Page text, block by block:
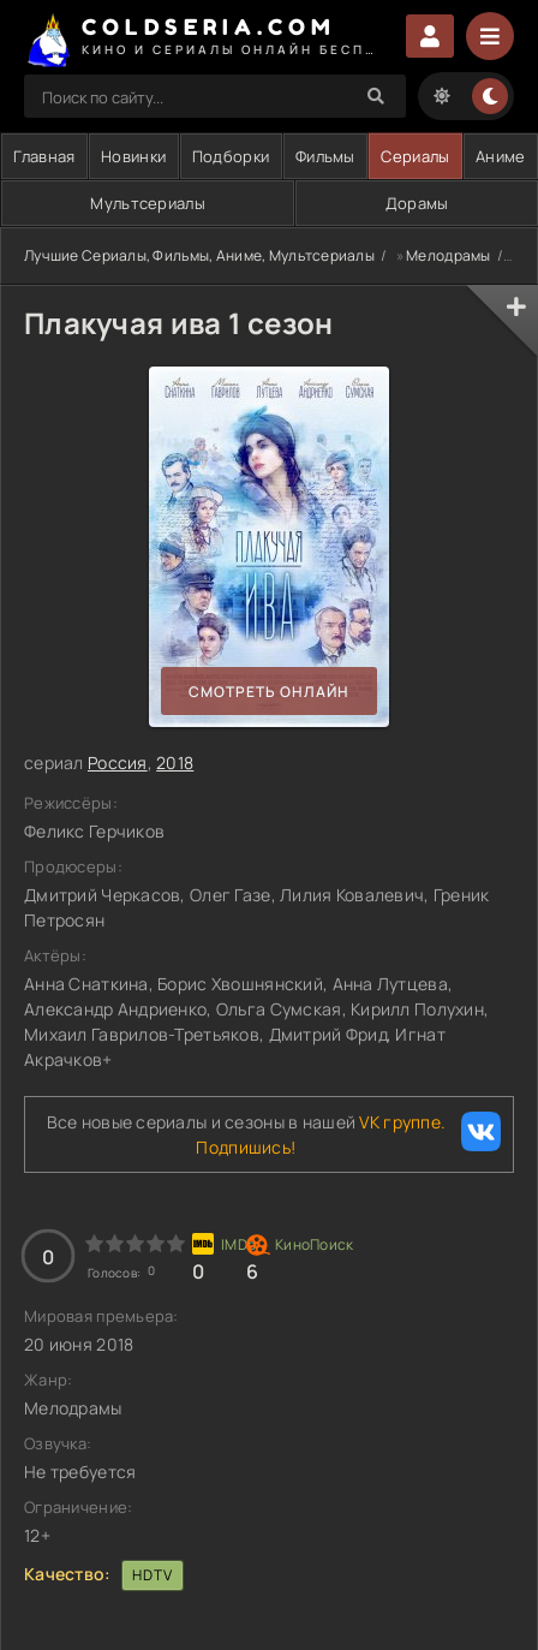
COLDSERIA.COM
Главная Новинки Подборки Фильмы Сериалы Аниме
Мультсериалы Дорамы
Лучшие Сериалы, Фильмы, Аниме, Мультсериалы »Мелодрамы »
Плакучая ива 1 сезон
СМОТРЕТЬ ОНЛАЙН
сериал Россия,2018
Режиссёры:
Феликс Герчиков
Продюсеры:
Дмитрий Черкасов, Олег Газе, Лилия Ковалевич, Греник
Петросян
Актёры:
Анна Снаткина, Борис Хвошнянский, Анна Лутцева,
Александр Андриенко, Ольга Сумская, Кирилл Полухин,
Михаил Гаврилов-Третьяков, Дмитрий Фрид, Игнат
Акрачков+
Все новые сериалы и сезоны в нашейVK группе.
Подпишись!
0
Голосов: 0 0 6
Мировая премьера:
20 июня 2018
Жанр:
Мелодрамы
Озвучка:
Не требуется
Ограничение:
12+
Качество:
HDTV